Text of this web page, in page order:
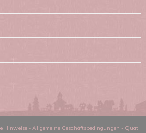
Hinweise - Allgemeine Geschäftsbedingungen - Quat